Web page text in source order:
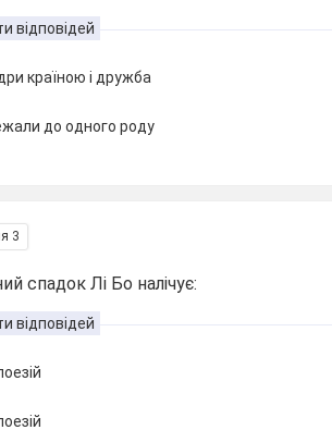
відповідей
країною і дружба
до одного роду
3
спадок Лі Бо налічує:
відповідей